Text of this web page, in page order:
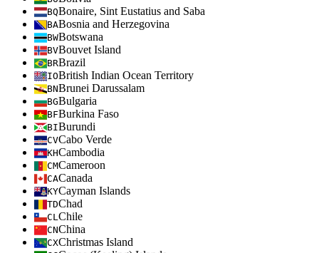
BQBonaire, Sint Eustatius and Saba
BABosnia and Herzegovina
BWBotswana
BVBouvet Island
BRBrazil
IOBritish Indian Ocean Territory
BNBrunei Darussalam
BGBulgaria
BFBurkina Faso
BIBurundi
CVCabo Verde
KHCambodia
CMCameroon
CACanada
KYCayman Islands
TDChad
CLChile
CNChina
CXChristmas Island